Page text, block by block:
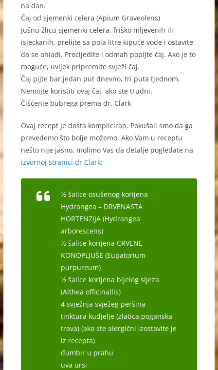
na dan.
Čaj od sjemenki celera (Apium Graveolens)
Jušnu žlicu sjemenki celera, friško mljevenih ili
isjeckanih, prelijte sa pola litre kipuće vode i ostavite
da se ohladi. Procijedite i odmah popijte čaj. Ako je to
moguće, uvijek pripremite svježi čaj.
Čaj pijte bar jedan put dnevno, tri puta tjednom.
Nemojte koristiti ovaj čaj, ako ste trudni.
Čišćenje bubrega prema dr. Clark
Ovaj recept je dosta kompliciran. Pokušali smo da ga
prevedemo što bolje možemo. Ako Vam u receptu
nešto nije jasno, molimo Vas da detalje pogledate na
izvornoj stranici dr.Clark:
½ šalice osušenog korijena
Hydrangea – DRVENASTA
HORTENZIJA (Hydrangea
arborescens)
½ šalice korijena CRVENE
KONOPLJUŠE (Eupatorium
purpureum)
½ šalice korijena bijelog sljeza
(Althea officinallis)
4 svježnja svježeg peršina
tinktura kudjelje (zlatica,poganska
trava) (ako ste alergični izostavite je
iz recepta)
đumbir u prahu
uva ursi